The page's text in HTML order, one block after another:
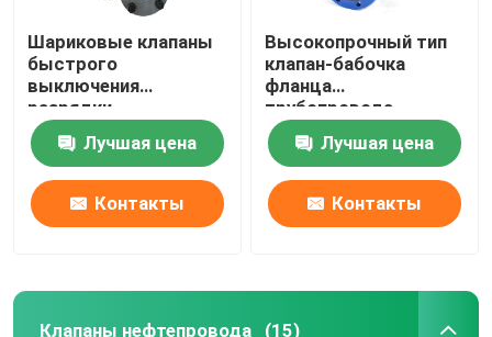
Шариковые клапаны
быстрого
выключения
разрядки
трубопровода
природного газа VT
быстрые двойные
Лучшая цена
Контакты
Высокопрочный тип
клапан-бабочка
фланца
трубопровода
клапан-бабочки
коробки передач
Лучшая цена
Контакты
Клапаны нефтепровода (15)